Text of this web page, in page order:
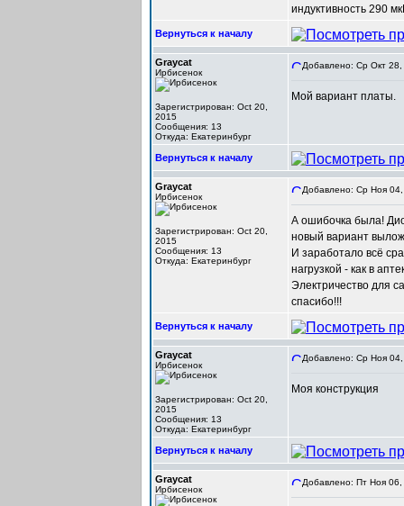
индуктивность 290
Вернуться к началу
Graycat
Ирбисенок
Зарегистрирован: Oct 20,
2015
Сообщения: 13
Откуда: Екатеринбург
Добавлено: Ср Окт
Мой вариант платы.
Вернуться к началу
Graycat
Ирбисенок
Зарегистрирован: Oct 20,
2015
Сообщения: 13
Откуда: Екатеринбург
Добавлено: Ср Ноя
А ошибочка была!
новый вариант
И заработало всё
нагрузкой - как в
Электричество для
спасибо!!!
Вернуться к началу
Graycat
Ирбисенок
Зарегистрирован: Oct 20,
2015
Сообщения: 13
Откуда: Екатеринбург
Добавлено: Ср Ноя
Моя конструкция
Вернуться к началу
Graycat
Ирбисенок
Добавлено: Пт Ноя